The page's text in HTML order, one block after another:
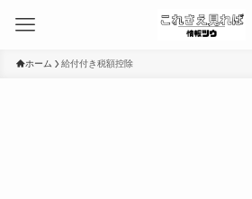
ホーム 給付付き税額控除